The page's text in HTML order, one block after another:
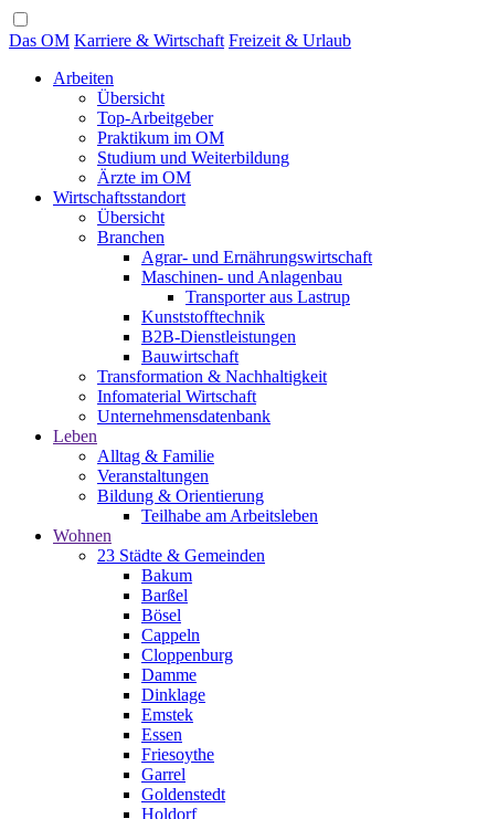
Das OM Karriere & Wirtschaft Freizeit & Urlaub
Arbeiten
Übersicht
Top-Arbeitgeber
Praktikum im OM
Studium und Weiterbildung
Ärzte im OM
Wirtschaftsstandort
Übersicht
Branchen
Agrar- und Ernährungswirtschaft
Maschinen- und Anlagenbau
Transporter aus Lastrup
Kunststofftechnik
B2B-Dienstleistungen
Bauwirtschaft
Transformation & Nachhaltigkeit
Infomaterial Wirtschaft
Unternehmensdatenbank
Leben
Alltag & Familie
Veranstaltungen
Bildung & Orientierung
Teilhabe am Arbeitsleben
Wohnen
23 Städte & Gemeinden
Bakum
Barßel
Bösel
Cappeln
Cloppenburg
Damme
Dinklage
Emstek
Essen
Friesoythe
Garrel
Goldenstedt
Holdorf